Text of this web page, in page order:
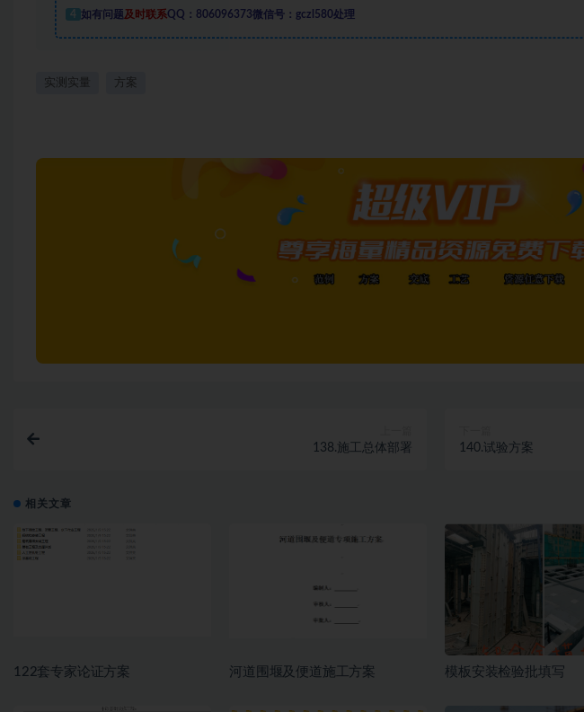
4 如有问题 及时联系QQ：806096373微信号：gczl580处理
实测实量 方案
138.施工总体部署 140.试验方案
相关文章
122套专家论证方案 河道围堰及便道施工方案 模板安装检验批填写